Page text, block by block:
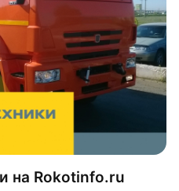
на Rokotinfo.ru